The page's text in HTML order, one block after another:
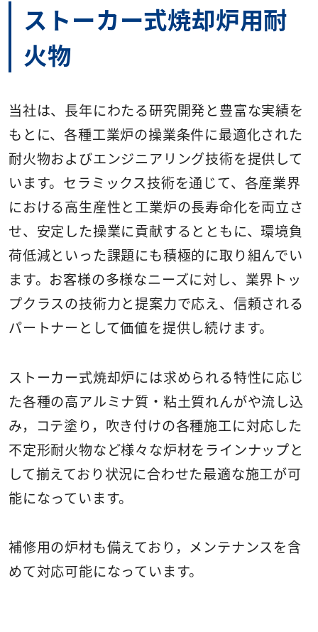
ストーカー式焼却炉用耐
火物
当社は、長年にわたる研究開発と豊富な実績を
もとに、各種工業炉の操業条件に最適化された
耐火物およびエンジニアリング技術を提供して
います。セラミックス技術を通じて、各産業界
における高生産性と工業炉の長寿命化を両立さ
せ、安定した操業に貢献するとともに、環境負
荷低減といった課題にも積極的に取り組んでい
ます。お客様の多様なニーズに対し、業界トッ
プクラスの技術力と提案力で応え、信頼される
パートナーとして価値を提供し続けます。
ストーカー式焼却炉には求められる特性に応じ
た各種の高アルミナ質・粘土質れんがや流し込
み，コテ塗り，吹き付けの各種施工に対応した
不定形耐火物など様々な炉材をラインナップと
して揃えており状況に合わせた最適な施工が可
能になっています。
補修用の炉材も備えており，メンテナンスを含
めて対応可能になっています。